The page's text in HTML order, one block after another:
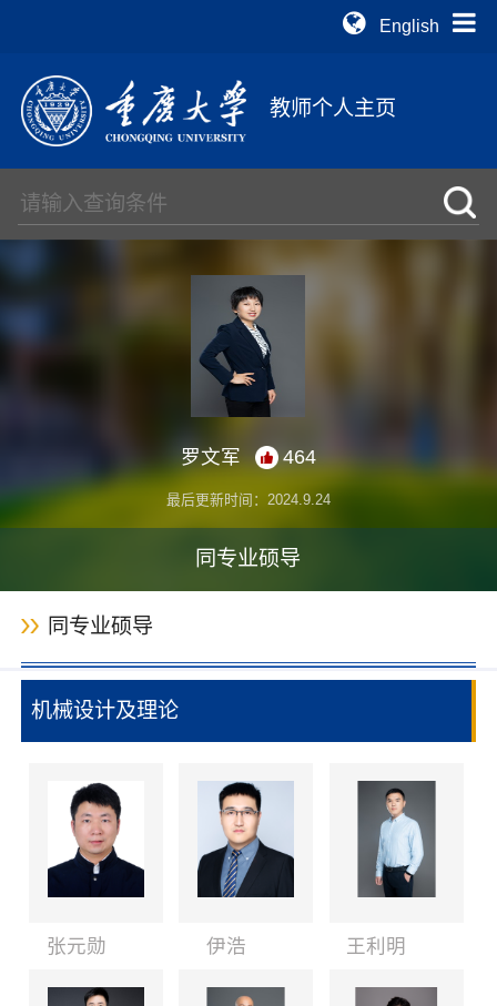
English
教师个人主页
罗文军 464
最后更新时间： 2024.9.24
同专业硕导
同专业硕导
机械设计及理论
张元勋 伊浩 王利明